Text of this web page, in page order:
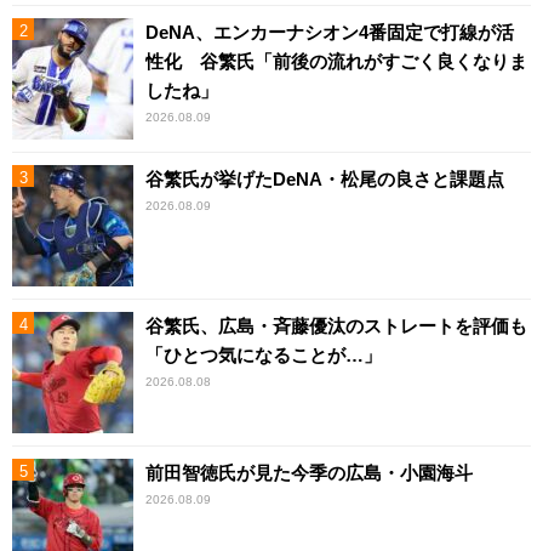
DeNA、エンカーナシオン4番固定で打線が活
性化 谷繁氏「前後の流れがすごく良くなりま
したね」
2026.08.09
谷繁氏が挙げたDeNA・松尾の良さと課題点
2026.08.09
谷繁氏、広島・斉藤優汰のストレートを評価も
「ひとつ気になることが…」
2026.08.08
前田智徳氏が見た今季の広島・小園海斗
2026.08.09